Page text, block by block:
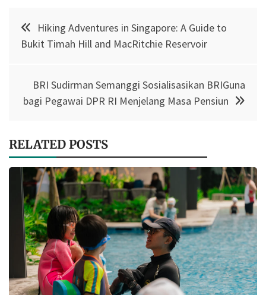
Post
navigation
Hiking Adventures in Singapore: A Guide to
Bukit Timah Hill and MacRitchie Reservoir
BRI Sudirman Semanggi Sosialisasikan BRIGuna
bagi Pegawai DPR RI Menjelang Masa Pensiun
RELATED POSTS